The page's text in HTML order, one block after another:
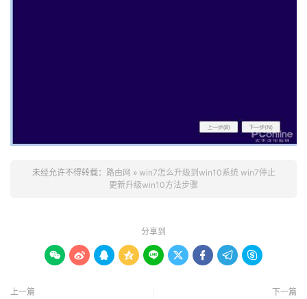
未经允许不得转载： 路由网 » win7怎么升级到win10系统 win7停止
更新升级win10方法步骤
分享到
        
上一篇 下一篇